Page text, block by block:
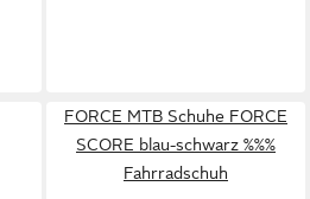
FORCE MTB Schuhe FORCE
SCORE blau-schwarz %%%
Fahrradschuh